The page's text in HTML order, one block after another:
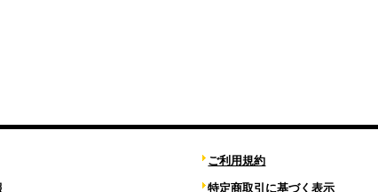
ご利用規約
特定商取引に基づく表示